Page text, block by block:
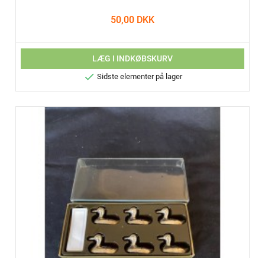
50,00 DKK
LÆG I INDKØBSKURV
 Sidste elementer på lager